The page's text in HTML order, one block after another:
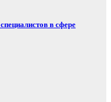
в сфере